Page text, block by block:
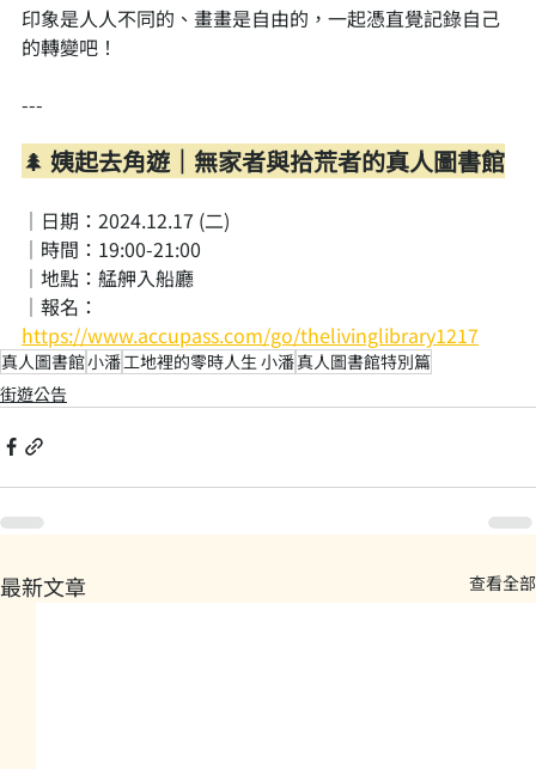
印象是人人不同的、畫畫是自由的，一起憑直覺記錄自己
的轉變吧！
---
🌲 姨起去角遊｜無家者與拾荒者的真人圖書館
｜日期：2024.12.17 (二)
｜時間：19:00-21:00
｜地點：艋舺入船廳
｜報名：
https://www.accupass.com/go/thelivinglibrary1217
真人圖書館小潘工地裡的零時人生 小潘真人圖書館特別篇
街遊公告
最新文章 查看全部